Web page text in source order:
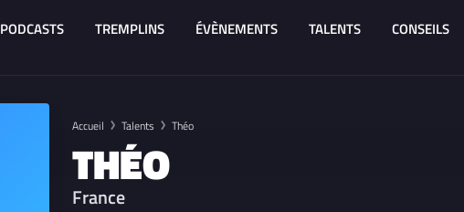
PODCASTS TREMPLINS ÉVÈNEMENTS TALENTS CONSEILS
Accueil Talents Théo
THÉO
France